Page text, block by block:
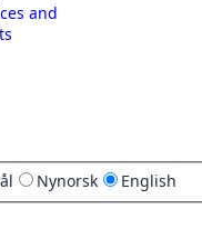
and
Nynorsk English